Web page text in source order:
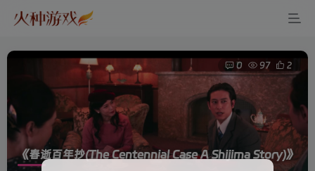
《春逝百年抄(The Centennial Case A Shijima Story)》
0 97 2